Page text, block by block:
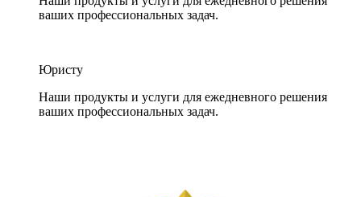
ваших профессиональных задач.
Юристу
Наши продукты и услуги для ежедневного решения
ваших профессиональных задач.